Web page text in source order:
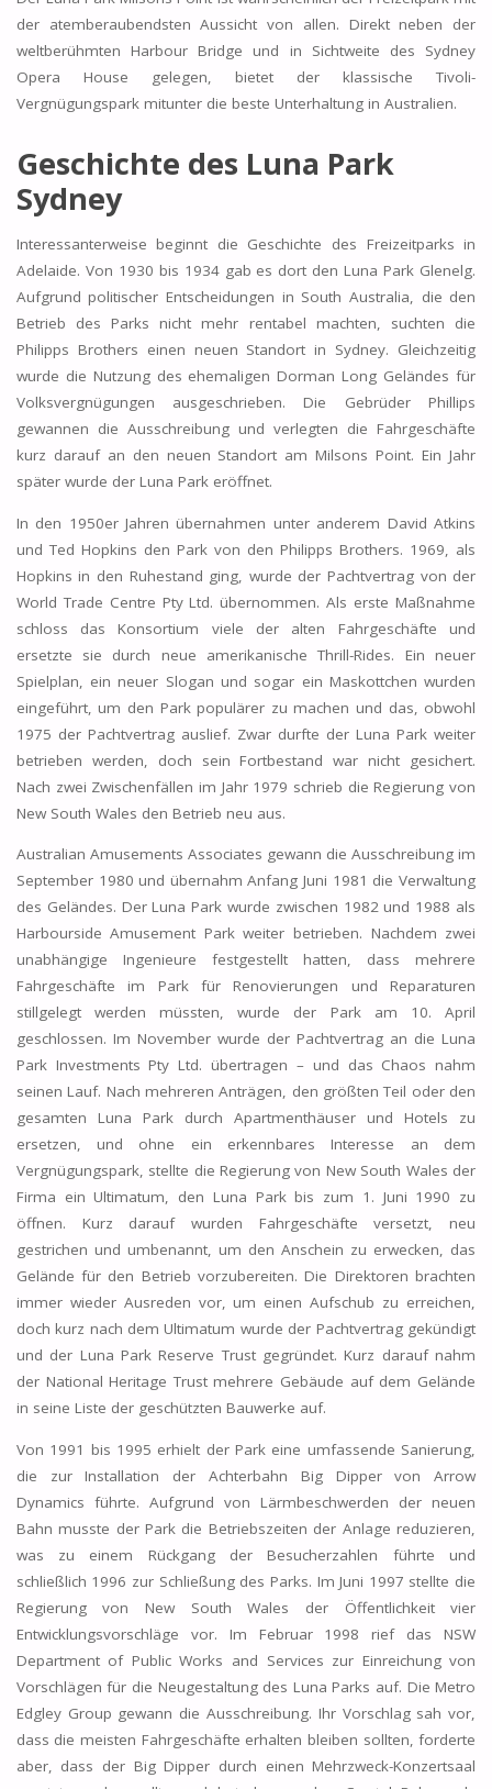
der atemberaubendsten Aussicht von allen. Direkt neben der
weltberühmten Harbour Bridge und in Sichtweite des Sydney
Opera House gelegen, bietet der klassische Tivoli-
Vergnügungspark mitunter die beste Unterhaltung in Australien.
Geschichte des Luna Park
Sydney
Interessanterweise beginnt die Geschichte des Freizeitparks in
Adelaide. Von 1930 bis 1934 gab es dort den Luna Park Glenelg.
Aufgrund politischer Entscheidungen in South Australia, die den
Betrieb des Parks nicht mehr rentabel machten, suchten die
Philipps Brothers einen neuen Standort in Sydney. Gleichzeitig
wurde die Nutzung des ehemaligen Dorman Long Geländes für
Volksvergnügungen ausgeschrieben. Die Gebrüder Phillips
gewannen die Ausschreibung und verlegten die Fahrgeschäfte
kurz darauf an den neuen Standort am Milsons Point. Ein Jahr
später wurde der Luna Park eröffnet.
In den 1950er Jahren übernahmen unter anderem David Atkins
und Ted Hopkins den Park von den Philipps Brothers. 1969, als
Hopkins in den Ruhestand ging, wurde der Pachtvertrag von der
World Trade Centre Pty Ltd. übernommen. Als erste Maßnahme
schloss das Konsortium viele der alten Fahrgeschäfte und
ersetzte sie durch neue amerikanische Thrill-Rides. Ein neuer
Spielplan, ein neuer Slogan und sogar ein Maskottchen wurden
eingeführt, um den Park populärer zu machen und das, obwohl
1975 der Pachtvertrag auslief. Zwar durfte der Luna Park weiter
betrieben werden, doch sein Fortbestand war nicht gesichert.
Nach zwei Zwischenfällen im Jahr 1979 schrieb die Regierung von
New South Wales den Betrieb neu aus.
Australian Amusements Associates gewann die Ausschreibung im
September 1980 und übernahm Anfang Juni 1981 die Verwaltung
des Geländes. Der Luna Park wurde zwischen 1982 und 1988 als
Harbourside Amusement Park weiter betrieben. Nachdem zwei
unabhängige Ingenieure festgestellt hatten, dass mehrere
Fahrgeschäfte im Park für Renovierungen und Reparaturen
stillgelegt werden müssten, wurde der Park am 10. April
geschlossen. Im November wurde der Pachtvertrag an die Luna
Park Investments Pty Ltd. übertragen – und das Chaos nahm
seinen Lauf. Nach mehreren Anträgen, den größten Teil oder den
gesamten Luna Park durch Apartmenthäuser und Hotels zu
ersetzen, und ohne ein erkennbares Interesse an dem
Vergnügungspark, stellte die Regierung von New South Wales der
Firma ein Ultimatum, den Luna Park bis zum 1. Juni 1990 zu
öffnen. Kurz darauf wurden Fahrgeschäfte versetzt, neu
gestrichen und umbenannt, um den Anschein zu erwecken, das
Gelände für den Betrieb vorzubereiten. Die Direktoren brachten
immer wieder Ausreden vor, um einen Aufschub zu erreichen,
doch kurz nach dem Ultimatum wurde der Pachtvertrag gekündigt
und der Luna Park Reserve Trust gegründet. Kurz darauf nahm
der National Heritage Trust mehrere Gebäude auf dem Gelände
in seine Liste der geschützten Bauwerke auf.
Von 1991 bis 1995 erhielt der Park eine umfassende Sanierung,
die zur Installation der Achterbahn Big Dipper von Arrow
Dynamics führte. Aufgrund von Lärmbeschwerden der neuen
Bahn musste der Park die Betriebszeiten der Anlage reduzieren,
was zu einem Rückgang der Besucherzahlen führte und
schließlich 1996 zur Schließung des Parks. Im Juni 1997 stellte die
Regierung von New South Wales der Öffentlichkeit vier
Entwicklungsvorschläge vor. Im Februar 1998 rief das NSW
Department of Public Works and Services zur Einreichung von
Vorschlägen für die Neugestaltung des Luna Parks auf. Die Metro
Edgley Group gewann die Ausschreibung. Ihr Vorschlag sah vor,
dass die meisten Fahrgeschäfte erhalten bleiben sollten, forderte
aber, dass der Big Dipper durch einen Mehrzweck-Konzertsaal